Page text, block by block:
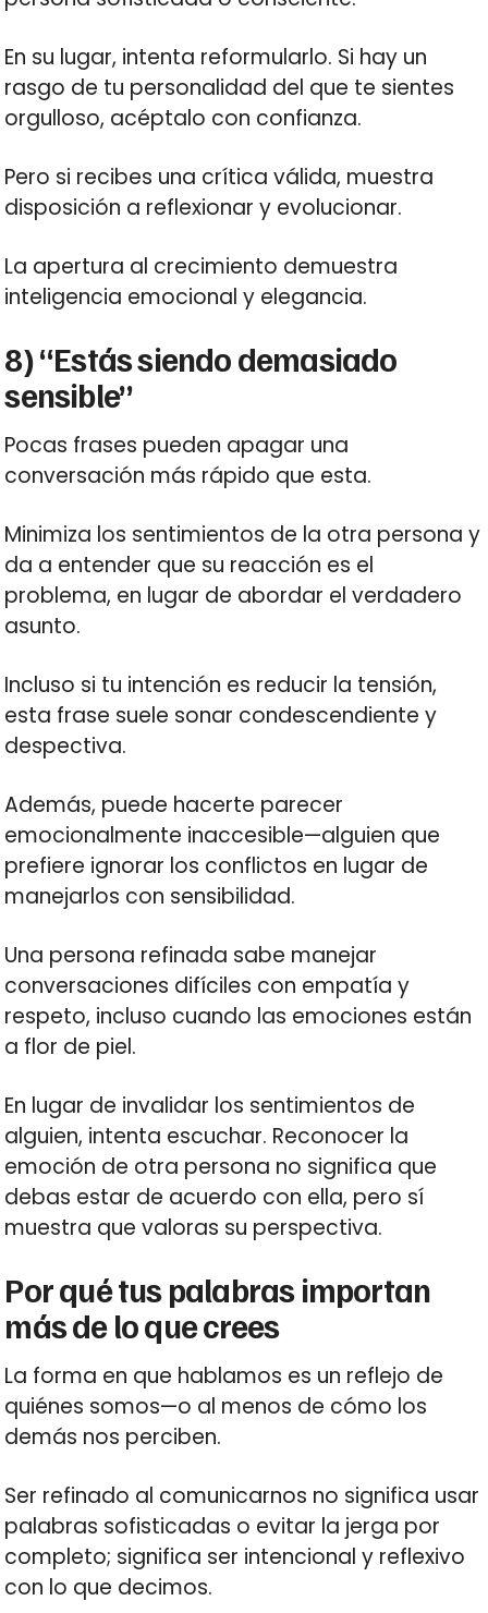
En su lugar, intenta reformularlo. Si hay un
rasgo de tu personalidad del que te sientes
orgulloso, acéptalo con confianza.
Pero si recibes una crítica válida, muestra
disposición a reflexionar y evolucionar.
La apertura al crecimiento demuestra
inteligencia emocional y elegancia.
8) “Estás siendo demasiado
sensible”
Pocas frases pueden apagar una
conversación más rápido que esta.
Minimiza los sentimientos de la otra persona y
da a entender que su reacción es el
problema, en lugar de abordar el verdadero
asunto.
Incluso si tu intención es reducir la tensión,
esta frase suele sonar condescendiente y
despectiva.
Además, puede hacerte parecer
emocionalmente inaccesible—alguien que
prefiere ignorar los conflictos en lugar de
manejarlos con sensibilidad.
Una persona refinada sabe manejar
conversaciones difíciles con empatía y
respeto, incluso cuando las emociones están
a flor de piel.
En lugar de invalidar los sentimientos de
alguien, intenta escuchar. Reconocer la
emoción de otra persona no significa que
debas estar de acuerdo con ella, pero sí
muestra que valoras su perspectiva.
Por qué tus palabras importan
más de lo que crees
La forma en que hablamos es un reflejo de
quiénes somos—o al menos de cómo los
demás nos perciben.
Ser refinado al comunicarnos no significa usar
palabras sofisticadas o evitar la jerga por
completo; significa ser intencional y reflexivo
con lo que decimos.